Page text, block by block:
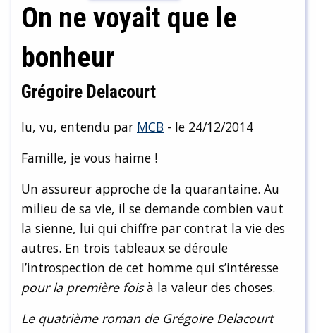
On ne voyait que le
bonheur
Grégoire Delacourt
lu, vu, entendu par MCB - le 24/12/2014
Famille, je vous haime !
Un assureur approche de la quarantaine. Au
milieu de sa vie, il se demande combien vaut
la sienne, lui qui chiffre par contrat la vie des
autres. En trois tableaux se déroule
l’introspection de cet homme qui s’intéresse
pour la première foisà la valeur des choses.
Le quatrième roman de Grégoire Delacourt